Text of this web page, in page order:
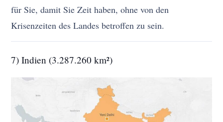
für Sie, damit Sie Zeit haben, ohne von den
Krisenzeiten des Landes betroffen zu sein.
7) Indien (3.287.260 km²)